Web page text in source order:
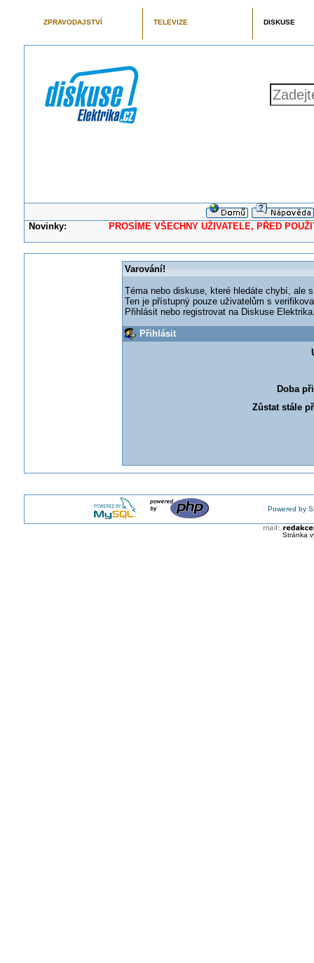
ZPRAVODAJSTVÍ TELEVIZE DISKUSE
Novinky: PROSÍME VŠECHNY UŽIVATELE, PŘED
Varování!
Téma nebo diskuse, které hledáte chybí, ale
Ten je přístupný pouze uživatelům s
Přihlásit nebo registrovat na Diskuse
Přihlásit
Doba
Zůstat stále
Powered by
Stránka